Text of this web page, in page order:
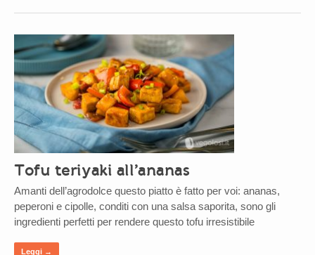
Tofu teriyaki all’ananas
Amanti dell’agrodolce questo piatto è fatto per voi: ananas,
peperoni e cipolle, conditi con una salsa saporita, sono gli
ingredienti perfetti per rendere questo tofu irresistibile
Leggi →